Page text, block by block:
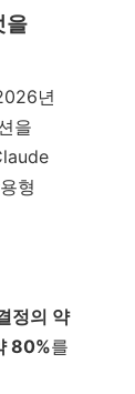
을
년
을
형
정의 약
80%를